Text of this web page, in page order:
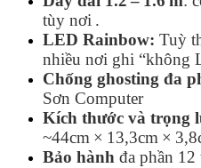
tùy nơi .
LED Rainbow: Tuỳ
nhiều nơi ghi “không
Chống ghosting đa
Sơn Computer
Kích thước và trọng
~44cm × 13,3cm ×
Bảo hành đa phần